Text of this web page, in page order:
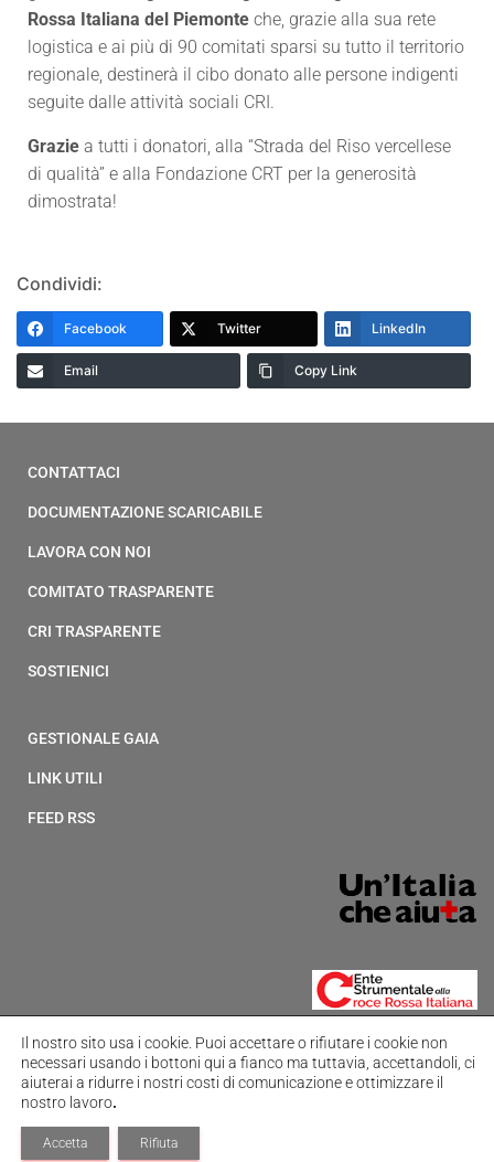
Rossa Italiana del Piemonte che, grazie alla sua rete
logistica e ai più di 90 comitati sparsi su tutto il territorio
regionale, destinerà il cibo donato alle persone indigenti
seguite dalle attività sociali CRI.
Grazie a tutti i donatori, alla “Strada del Riso vercellese
di qualità” e alla Fondazione CRT per la generosità
dimostrata!
Condividi:
Facebook Twitter LinkedIn
Email Copy Link
CONTATTACI
DOCUMENTAZIONE SCARICABILE
LAVORA CON NOI
COMITATO TRASPARENTE
CRI TRASPARENTE
SOSTIENICI
GESTIONALE GAIA
LINK UTILI
FEED RSS
Hestia | Sviluppato da
Il nostro sito usa i cookie. Puoi accettare o rifiutare i cookie non
necessari usando i bottoni qui a fianco ma tuttavia, accettandoli, ci
aiuterai a ridurre i nostri costi di comunicazione e ottimizzare il
nostro lavoro.
Accetta Rifiuta